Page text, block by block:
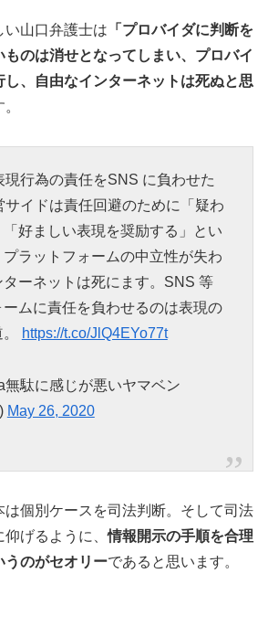
い山口弁護士は 「プロバイダに判断を
のは消せとなってしまい、プロバイ
し、自由なインターネットは死ぬと思
現行為の責任をSNS に負わせた
サイドは責任回避のために「疑わ
「好ましい表現を奨励する」とい
プラットフォームの中立性が失わ
ーネットは死にます。SNS 等
ムに責任を負わせるのは表現の
https://t.co/JlQ4EYo77t
駄に感じが悪いヤマベン
May 26, 2020
は個別ケースを司法判断。そして司法
仰げるように、情報開示の手順を合理
うのがセオリーであると思います。